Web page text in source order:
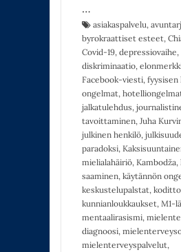
…
asiakaspalvelu,
byrokraattiset esteet,
Covid-19, depressiovaihe,
diskriminaatio,
Facebook-viesti, fyysisen
ongelmat,
jalkatulehdus,
tavoittaminen, Juha
julkinen henkilö,
paradoksi,
mielialahäiriö, Kambodža,
saaminen, käytännön
keskustelupalstat,
kunnianloukkaukset, M1-
mentaalirasismi,
diagnoosi,
mielenterveyspalvelut,